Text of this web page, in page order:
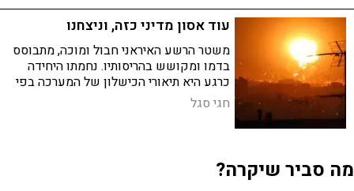
עוד אסון מדיני כזה, וניצחנו
משטר הרשע האיראני חבול ומוכה, מתבוסס
בדמו ומקושש בהריסותיו. נחמתו היחידה
כרגע היא תיאורי הכישלון של המערכה בפי
בכירי האופוזיציה הישראלית, שכאילו נועדו
לחזק את המורל בטהרן ולהנמיך אותו
חגי סגל
מה סביר שיקרה?